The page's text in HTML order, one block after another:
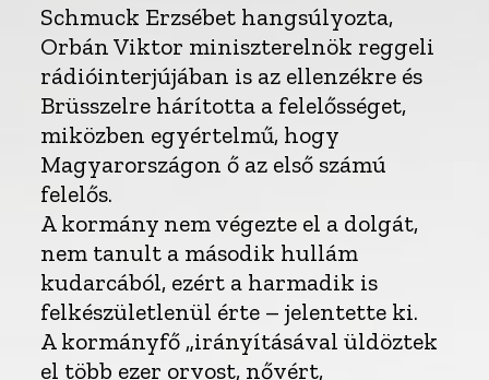
Schmuck Erzsébet hangsúlyozta,
Orbán Viktor miniszterelnök reggeli
rádióinterjújában is az ellenzékre és
Brüsszelre hárította a felelősséget,
miközben egyértelmű, hogy
Magyarországon ő az első számú
felelős.
A kormány nem végezte el a dolgát,
nem tanult a második hullám
kudarcából, ezért a harmadik is
felkészületlenül érte – jelentette ki.
A kormányfő „irányításával üldöztek
el több ezer orvost, nővért,